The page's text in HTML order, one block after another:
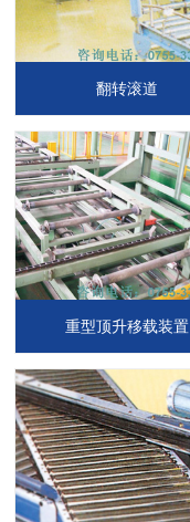
翻转滚道
重型顶升移载装置